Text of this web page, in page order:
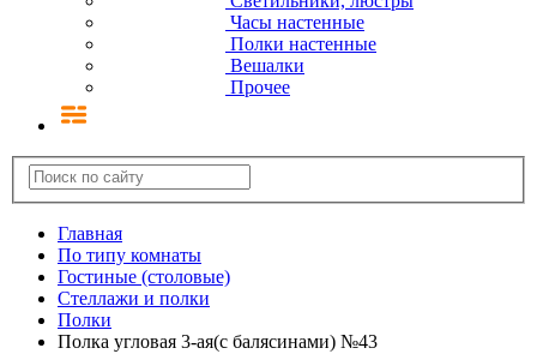
Часы настенные
Полки настенные
Вешалки
Прочее
Главная
По типу комнаты
Гостиные (столовые)
Стеллажи и полки
Полки
Полка угловая 3-ая(с балясинами) №43